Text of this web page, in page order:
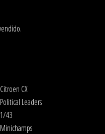
Citroen CX
Political Leaders
1/43
Minichamps